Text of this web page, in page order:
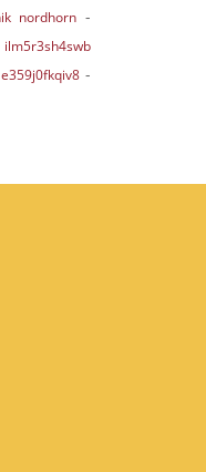
nordhorn -
ilm5r3sh4swb
e359j0fkqiv8 -